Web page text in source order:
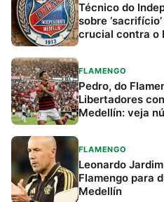
Técnico do
sobre
crucial contra o
FLAMENGO
Pedro, do
Libertadores
Medellín: veja
FLAMENGO
Leonardo
Flamengo para
Medellín